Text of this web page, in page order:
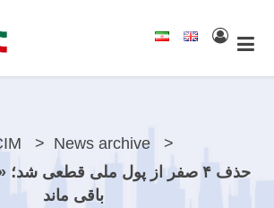
News archive
حذف ۴ صفر از پول ملی قطعی شد؛
باقی ماند